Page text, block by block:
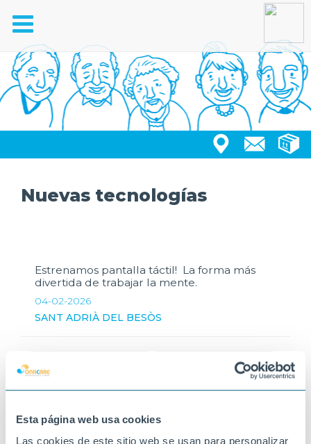
Esta página web usa cookies
Las cookies de este sitio web se usan para personalizar
Toggle
navigation
Nuevas tecnologías
Estrenamos pantalla táctil! La forma más
divertida de trabajar la mente.
04-02-2026
SANT ADRIÀ DEL BESÒS